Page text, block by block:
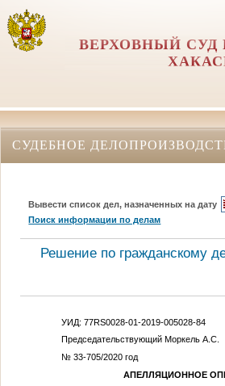
ВЕРХОВНЫЙ СУД
СУДЕБНОЕ
Вывести список дел, назначенных на дату
Поиск информации по делам
Решение по гражданскому
УИД: 77RS0028-01-2019-005028-84
Председательствующий Моркель А.С.
№ 33-705/2020 год
АПЕЛЛЯЦИОННОЕ